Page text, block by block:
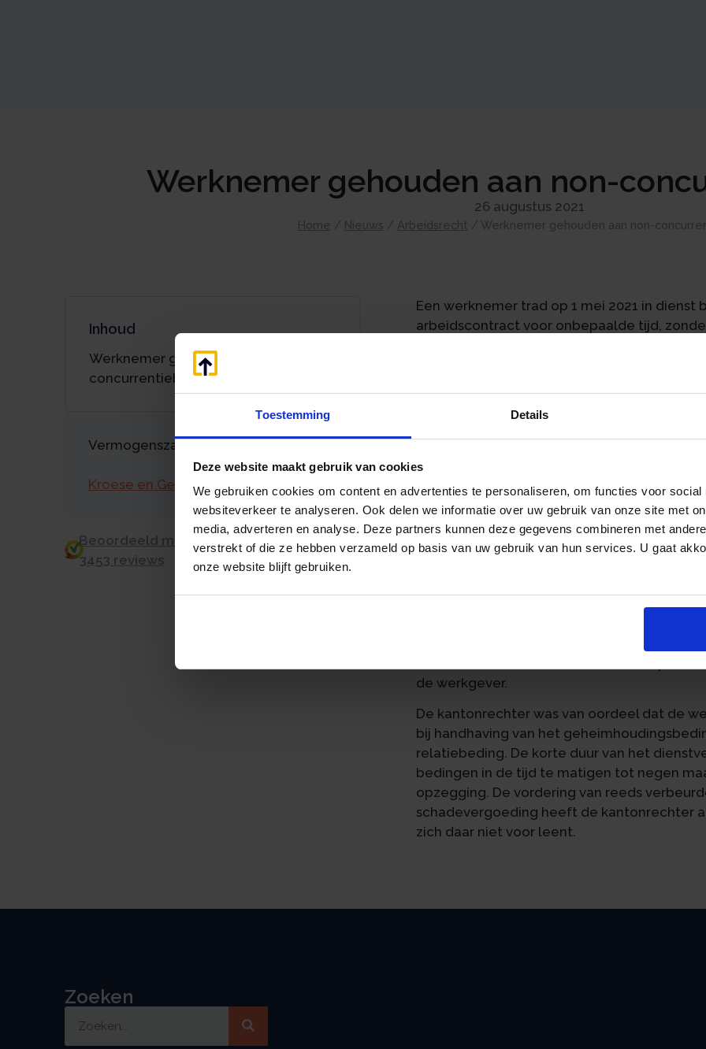
Toestemming Details
Deze website maakt gebruik van cookies
We gebruiken cookies om content en advertenties te personaliseren, om functies voor social
websiteverkeer te analyseren. Ook delen we informatie over uw gebruik van onze site met
media, adverteren en analyse. Deze partners kunnen deze gegevens combineren met
verstrekt of die ze hebben verzameld op basis van uw gebruik van hun services. U gaat
onze website blijft gebruiken.
Werknemer gehouden aan non-
26 augustus 2021
Home / Nieuws / Arbeidsrecht / Werknemer gehouden aan non-
Inhoud
Werknemer gehouden aan non-
concurrentiebeding
Vermogenszaken goed regelen?
Kroese en Geraerts
Beoordeeld met een 9.0 uit 10 op basis van
3453 reviews
Een werknemer trad op 1 mei 2021 in dienst
arbeidscontract voor onbepaalde tijd,
onder meer een geheimhoudingsbeding,
relatiebeding. Beide laatste bedingen
van de arbeidsovereenkomst. Op
Op 18 mei 2021 heeft de werknemer de
aanbod had gekregen van een concurrent
werknemer aan de in de
kort geding aan tegen de werknemer.
De kantonrechter stelde vast dat de
de werkgever was aangegaan en heeft
Er bestond geen aanleiding om hem daar
werkgever de werknemer een reden heeft
werknemer heeft er zelf voor gekozen om
Door zonder overleg met de werkgever
heeft de werknemer de werkgever voor
kantonrechter had de werknemer de plicht
de werkgever.
De kantonrechter was van oordeel dat de
bij handhaving van het
relatiebeding. De korte duur van het
bedingen in de tijd te matigen tot negen
opzegging. De vordering van reeds
schadevergoeding heeft de kantonrechter
zich daar niet voor leent.
Zoeken